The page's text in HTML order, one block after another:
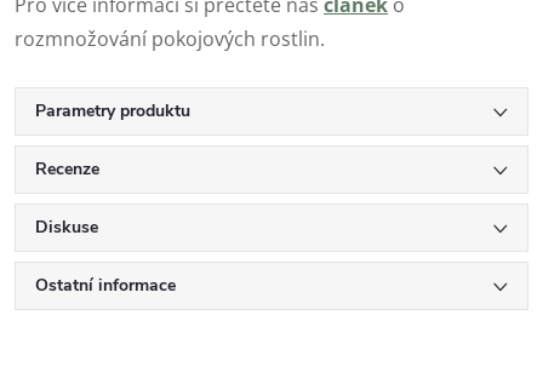
rozmnožování pokojových rostlin.
Parametry produktu
Recenze
Diskuse
Ostatní informace